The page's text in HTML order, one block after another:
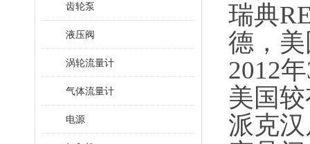
齿轮泵
液压阀
涡轮流量计
气体流量计
电源
瑞典
德，
2012
美国
派克